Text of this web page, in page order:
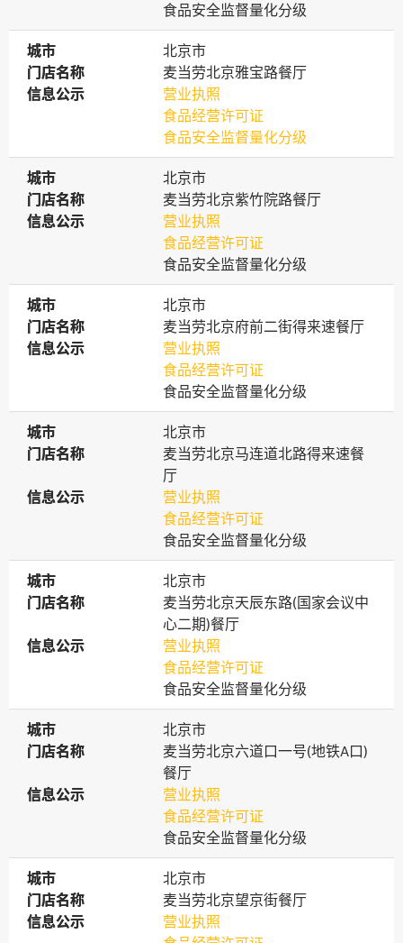
食品安全监督量化分级
城市
城市
北京市
门店名称
门店名称
麦当劳北京雅宝路餐厅
信息公示
信息公示
营业执照
食品经营许可证
食品安全监督量化分级
城市
城市
北京市
门店名称
门店名称
麦当劳北京紫竹院路餐厅
信息公示
信息公示
营业执照
食品经营许可证
食品安全监督量化分级
城市
城市
北京市
门店名称
门店名称
麦当劳北京府前二街得来速餐厅
信息公示
信息公示
营业执照
食品经营许可证
食品安全监督量化分级
城市
城市
北京市
门店名称
门店名称
麦当劳北京马连道北路得来速餐
厅
信息公示
信息公示
营业执照
食品经营许可证
食品安全监督量化分级
城市
城市
北京市
门店名称
门店名称
麦当劳北京天辰东路(国家会议中
心二期)餐厅
信息公示
信息公示
营业执照
食品经营许可证
食品安全监督量化分级
城市
城市
北京市
门店名称
门店名称
麦当劳北京六道口一号(地铁A口)
餐厅
信息公示
信息公示
营业执照
食品经营许可证
食品安全监督量化分级
城市
城市
北京市
门店名称
门店名称
麦当劳北京望京街餐厅
信息公示
信息公示
营业执照